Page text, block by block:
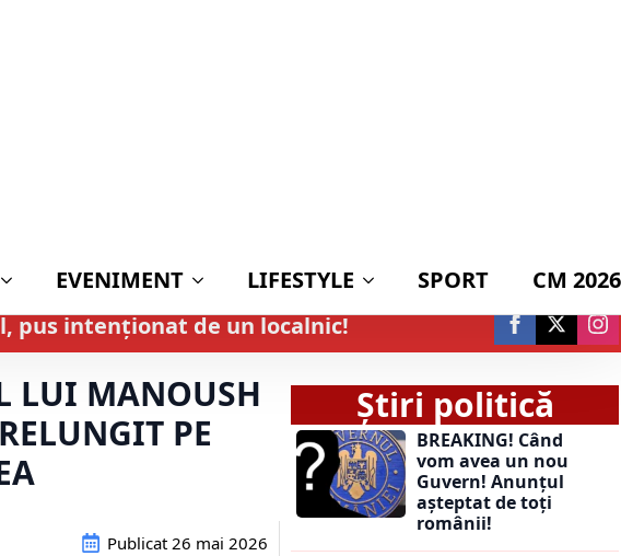
pus intenționat de un localnic!
LUI MANOUSH
PE
Publicat 26 mai 2026
Știri politică
BREAKING! Când
vom avea un nou
Guvern! Anunțul
așteptat de toți
românii!